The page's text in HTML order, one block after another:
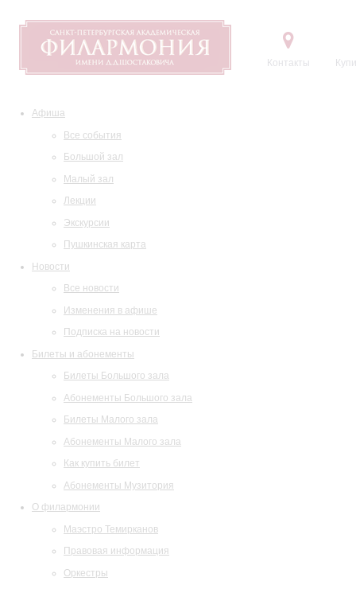
Контакты
Афиша
Все события
Большой зал
Малый зал
Лекции
Экскурсии
Пушкинская карта
Новости
Все новости
Изменения в афише
Подписка на новости
Билеты и абонементы
Билеты Большого зала
Абонементы Большого зала
Билеты Малого зала
Абонементы Малого зала
Как купить билет
Абонементы Музитория
О филармонии
Маэстро Темирканов
Правовая информация
Оркестры